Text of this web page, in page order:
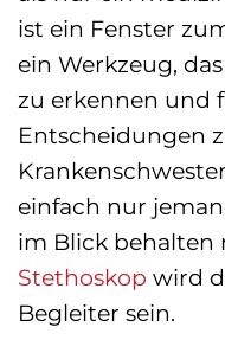
ist ein Fenster
ein Werkzeug,
zu erkennen und
Entscheidungen
einfach nur
im Blick behalten
Stethoskop wird
Begleiter sein.